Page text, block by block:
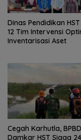
Dinas Pendidikan
12 Tim Intervensi
Inventarisasi Aset
Cegah Karhutla,
Damkar HST Siaga